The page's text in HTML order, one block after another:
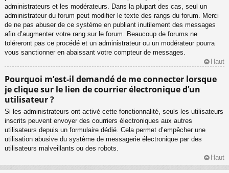
administrateurs et les modérateurs. Dans la plupart des cas, seul un
administrateur du forum peut modifier le texte des rangs du forum. Merci
de ne pas abuser de ce système en publiant inutilement des messages
afin d’augmenter votre rang sur le forum. Beaucoup de forums ne
toléreront pas ce procédé et un administrateur ou un modérateur pourra
vous sanctionner en abaissant votre compteur de messages.
Haut
Pourquoi m’est-il demandé de me connecter lorsque
je clique sur le lien de courrier électronique d’un
utilisateur ?
Si les administrateurs ont activé cette fonctionnalité, seuls les utilisateurs
inscrits peuvent envoyer des courriers électroniques aux autres
utilisateurs depuis un formulaire dédié. Cela permet d’empêcher une
utilisation abusive du système de messagerie électronique par des
utilisateurs malveillants ou des robots.
Haut